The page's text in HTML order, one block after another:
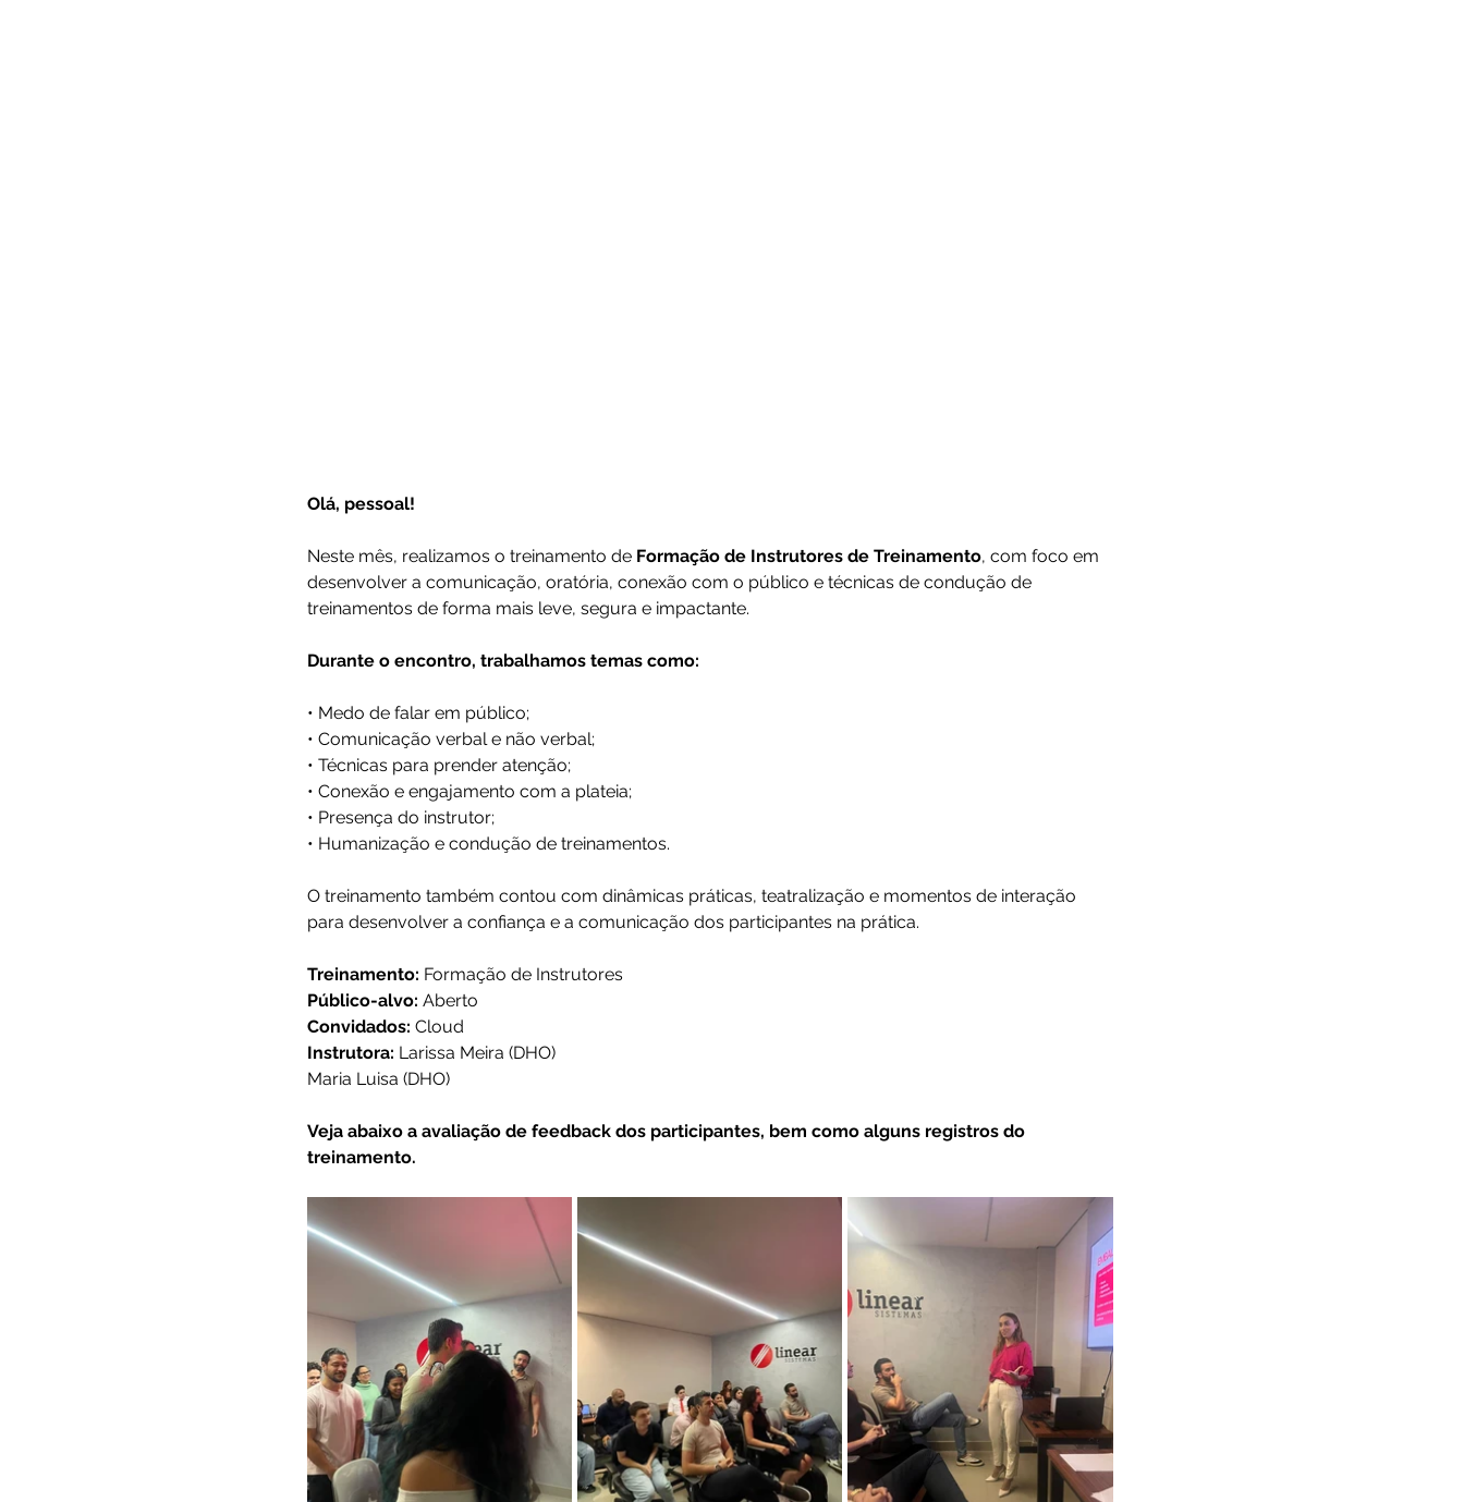
Olá, pessoal!
Neste mês, realizamos o treinamento de Formação de Instrutores de Treinamento, com foco em
desenvolver a comunicação, oratória, conexão com o público e técnicas de condução de
treinamentos de forma mais leve, segura e impactante.
Durante o encontro, trabalhamos temas como:
• Medo de falar em público;
• Comunicação verbal e não verbal;
• Técnicas para prender atenção;
• Conexão e engajamento com a plateia;
• Presença do instrutor;
• Humanização e condução de treinamentos.
O treinamento também contou com dinâmicas práticas, teatralização e momentos de interação
para desenvolver a confiança e a comunicação dos participantes na prática.
Treinamento: Formação de Instrutores
Público-alvo: Aberto
Convidados: Cloud
Instrutora: Larissa Meira (DHO)
Maria Luisa (DHO)
Veja abaixo a avaliação de feedback dos participantes, bem como alguns registros do
treinamento.